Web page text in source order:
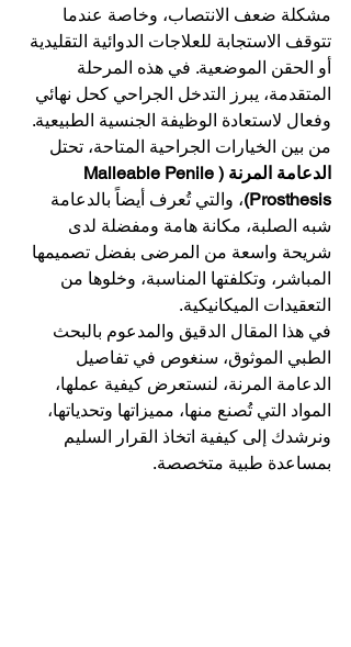
مشكلة ضعف الانتصاب، وخاصة عندما
تتوقف الاستجابة للعلاجات الدوائية التقليدية
أو الحقن الموضعية. في هذه المرحلة
المتقدمة، يبرز التدخل الجراحي كحل نهائي
وفعال لاستعادة الوظيفة الجنسية الطبيعية.
من بين الخيارات الجراحية المتاحة، تحتل
الدعامة المرنة (Malleable Penile
Prosthesis) ، والتي تُعرف أيضاً بالدعامة
شبه الصلبة، مكانة هامة ومفضلة لدى
شريحة واسعة من المرضى بفضل تصميمها
المباشر، وتكلفتها المناسبة، وخلوها من
التعقيدات الميكانيكية.
في هذا المقال الدقيق والمدعوم بالبحث
الطبي الموثوق، سنغوص في تفاصيل
الدعامة المرنة، لنستعرض كيفية عملها،
المواد التي تُصنع منها، مميزاتها وتحدياتها،
ونرشدك إلى كيفية اتخاذ القرار السليم
بمساعدة طبية متخصصة.